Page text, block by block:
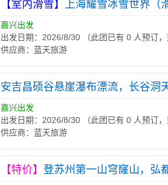
【室内滑雪】 上海耀雪冰雪世界（
嘉兴出发
出发日期：2026/8/30 （此团已有 0 人预订，
供应商：蓝天旅游
安吉昌硕谷悬崖瀑布漂流，长谷洞
嘉兴出发
出发日期：2026/8/30 （此团已有 0 人预订，
供应商：蓝天旅游
【特价】 登苏州第一山穹窿山，弘